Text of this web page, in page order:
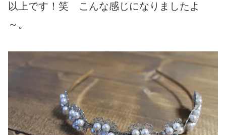
以上です！笑 こんな感じになりましたよ
～。